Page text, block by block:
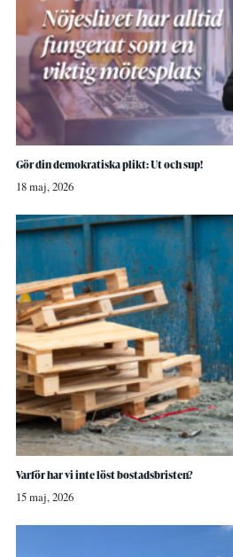
Gör din demokratiska plikt: Ut och sup!
18 maj, 2026
Varför har vi inte löst bostadsbristen?
15 maj, 2026